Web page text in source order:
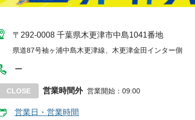
※「お気に入り」の登録を可能にするた
〒292-0008 千葉県木更津市中島1041番地
県道87号袖ヶ浦中島木更津線、木更津金田インター側
ー
CLOSE 営業時間外 営業開始 ： 09:00
営業日・営業時間